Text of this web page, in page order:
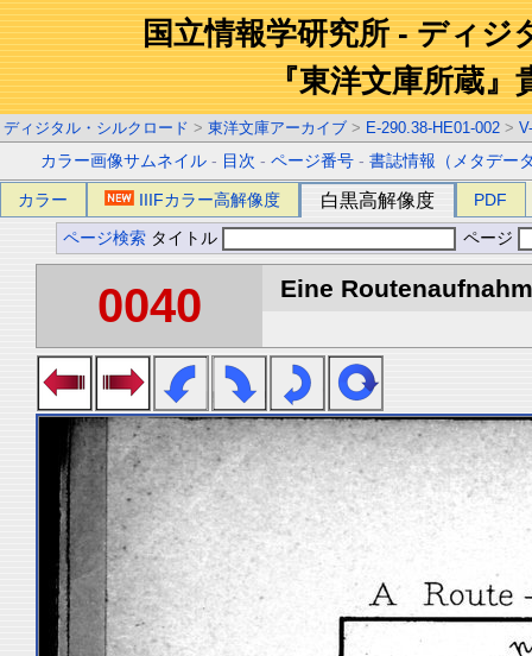
国立情報学研究所 - ディジ
『東洋文庫所蔵』
ディジタル・シルクロード > 東洋文庫アーカイブ > E-290.38-HE01-002 >
カラー画像サムネイル - 目次 -ページ番号 -書誌情報（メタデー
カラー IIIFカラー高解像度 白黒高解像度 PDF
ページ検索 タイトル ページ
0040 Eine